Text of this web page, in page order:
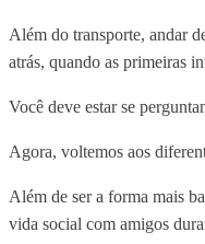
Além do transporte, andar
atrás, quando as primeiras
Você deve estar se
Agora, voltemos aos
Além de ser a forma mais
vida social com amigos